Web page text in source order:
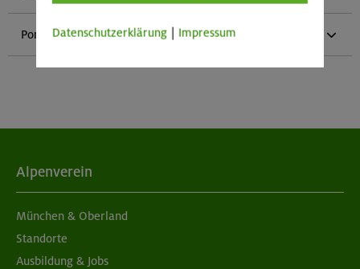
Portrait
Alpenverein
München & Oberland
Standorte
Ausbildung & Jobs
Datenschutzerklärung Impressum